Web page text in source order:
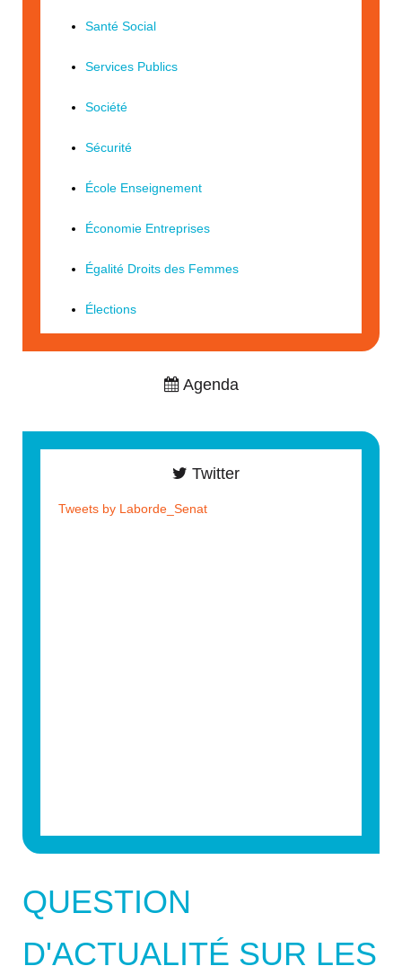
QUESTION
D'ACTUALITÉ SUR LES
Santé Social
Services Publics
Société
Sécurité
École Enseignement
Économie Entreprises
Égalité Droits des Femmes
Élections
Agenda
Twitter
Tweets by Laborde_Senat